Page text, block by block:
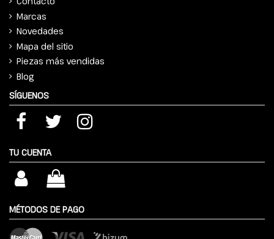
Marcas
Novedades
Mapa del sitio
Piezas más vendidas
Blog
SÍGUENOS
TU CUENTA
MÉTODOS DE PAGO